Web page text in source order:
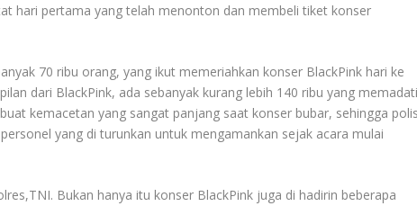
hari pertama yang telah menonton dan membeli tiket konser
70 ribu orang, yang ikut memeriahkan konser BlackPink hari ke
dari BlackPink, ada sebanyak kurang lebih 140 ribu yang
kemacetan yang sangat panjang saat konser bubar, sehingga
yang di turunkan untuk mengamankan sejak acara mulai
Bukan hanya itu konser BlackPink juga di hadirin beberapa